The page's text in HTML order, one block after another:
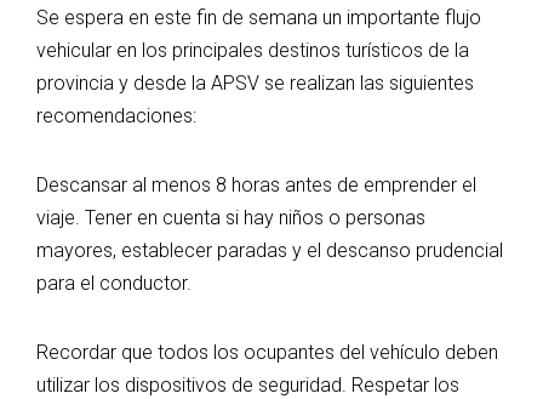
Se espera en este fin de semana un importante flujo
vehicular en los principales destinos turísticos de la
provincia y desde la APSV se realizan las siguientes
recomendaciones:
Descansar al menos 8 horas antes de emprender el
viaje. Tener en cuenta si hay niños o personas
mayores, establecer paradas y el descanso prudencial
para el conductor.
Recordar que todos los ocupantes del vehículo deben
utilizar los dispositivos de seguridad. Respetar los